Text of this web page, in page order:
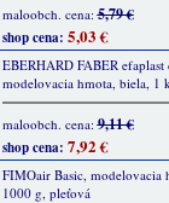
maloobch. cena:5,79 €
shop cena: 5,03 €
EBERHARD FABER efaplast
modelovacia hmota, biela, 1
maloobch. cena:9,11 €
shop cena: 7,92 €
FIMOair Basic, modelovacia
1000 g, pleťová